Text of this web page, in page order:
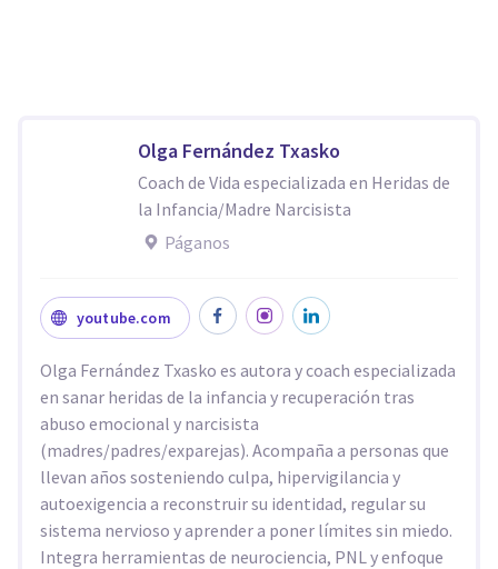
Olga Fernández Txasko
Coach de Vida especializada en Heridas de
la Infancia/Madre Narcisista
Páganos
youtube.com
Olga Fernández Txasko es autora y coach especializada
en sanar heridas de la infancia y recuperación tras
abuso emocional y narcisista
(madres/padres/exparejas). Acompaña a personas que
llevan años sosteniendo culpa, hipervigilancia y
autoexigencia a reconstruir su identidad, regular su
sistema nervioso y aprender a poner límites sin miedo.
Integra herramientas de neurociencia, PNL y enfoque